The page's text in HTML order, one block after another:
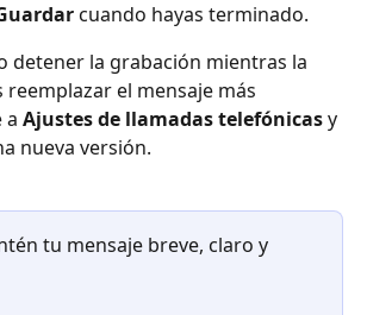
cuando hayas terminado.
detener la grabación mientras la
reemplazar el mensaje más
a Ajustes de llamadas telefónicas y
nueva versión.
tu mensaje breve, claro y